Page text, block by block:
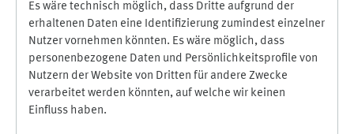
Es wäre technisch möglich, dass Dritte aufgrund der
erhaltenen Daten eine Identifizierung zumindest einzelner
Nutzer vornehmen könnten. Es wäre möglich, dass
personenbezogene Daten und Persönlichkeitsprofile von
Nutzern der Website von Dritten für andere Zwecke
verarbeitet werden könnten, auf welche wir keinen
Einfluss haben.